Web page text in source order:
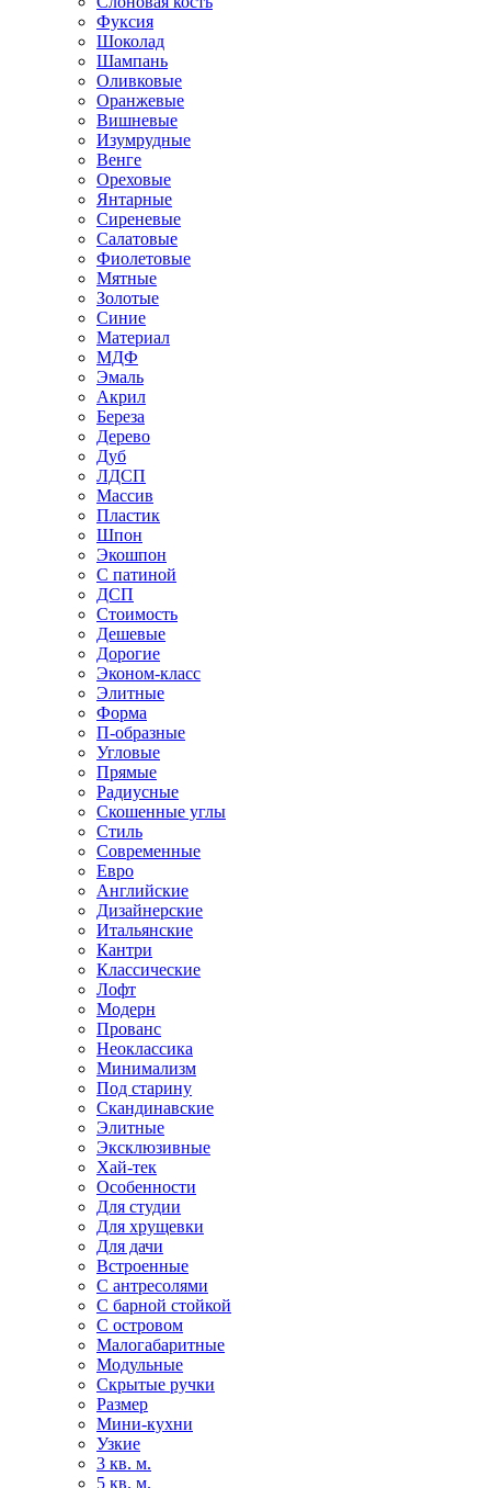
Фуксия
Шоколад
Шампань
Оливковые
Оранжевые
Вишневые
Изумрудные
Венге
Ореховые
Янтарные
Сиреневые
Салатовые
Фиолетовые
Мятные
Золотые
Синие
Материал
МДФ
Эмаль
Акрил
Береза
Дерево
Дуб
ЛДСП
Массив
Пластик
Шпон
Экошпон
С патиной
ДСП
Стоимость
Дешевые
Дорогие
Эконом-класс
Элитные
Форма
П-образные
Угловые
Прямые
Радиусные
Скошенные углы
Стиль
Современные
Евро
Английские
Дизайнерские
Итальянские
Кантри
Классические
Лофт
Модерн
Прованс
Неоклассика
Минимализм
Под старину
Скандинавские
Элитные
Эксклюзивные
Хай-тек
Особенности
Для студии
Для хрущевки
Для дачи
Встроенные
С антресолями
С барной стойкой
С островом
Малогабаритные
Модульные
Скрытые ручки
Размер
Мини-кухни
Узкие
3 кв. м.
5 кв. м.